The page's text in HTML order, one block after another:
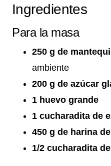
Ingredientes
Para la masa
250 g de
ambiente
200 g de azúcar
1 huevo grande
1 cucharadita de
450 g de harina
1/2 cucharadita